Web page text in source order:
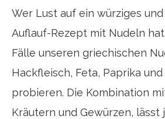
Wer Lust auf ein würziges
Auflauf-Rezept mit Nudeln
Fälle unseren griechischen
Hackfleisch, Feta, Paprika
probieren. Die Kombination
Kräutern und Gewürzen, lässt